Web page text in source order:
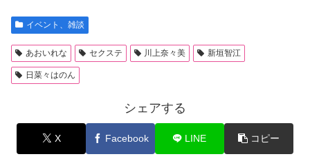
イベント、雑談
あおいれな セクステ 川上奈々美 新垣智江
日菜々はのん
シェアする
X Facebook LINE コピー